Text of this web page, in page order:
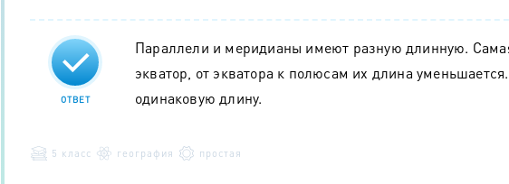
ОТВЕТ
Параллели и меридианы имеют разную длинную.
экватор, от экватора к полюсам их длина
одинаковую длину.
5 класс география простая